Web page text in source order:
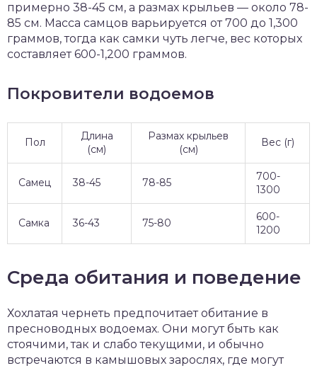
примерно 38-45 см, а размах крыльев — около 78-
85 см. Масса самцов варьируется от 700 до 1,300
граммов, тогда как самки чуть легче, вес которых
составляет 600-1,200 граммов.
Покровители водоемов
Пол
Длина
(см)
Размах крыльев
(см)
Вес (г)
Самец 38-45 78-85
700-
1300
Самка 36-43 75-80
600-
1200
Среда обитания и поведение
Хохлатая чернеть предпочитает обитание в
пресноводных водоемах. Они могут быть как
стоячими, так и слабо текущими, и обычно
встречаются в камышовых зарослях, где могут